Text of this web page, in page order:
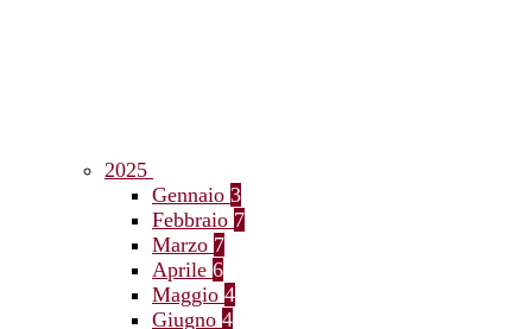
2025
Gennaio 3
Febbraio 7
Marzo 7
Aprile 6
Maggio 4
Giugno 4